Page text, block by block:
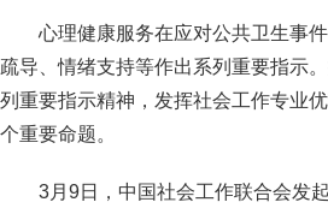
心理健康服务在应对公共卫生事
疏导、情绪支持等作出系列重要指示
列重要指示精神，发挥社会工作专业
个重要命题。
3月9日，中国社会工作联合会发